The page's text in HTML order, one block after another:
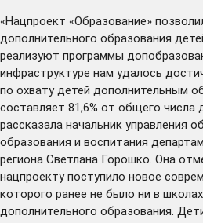
«Нацпроект «Образование»
дополнительного образования
реализуют программы
инфраструктуре нам удалось
по охвату детей дополнительным
составляет 81,6% от общего числа
рассказала начальник управления
образования и воспитания
региона Светлана Горошко. Она
нацпроекту поступило новое
которого ранее не было ни в
дополнительного образования.